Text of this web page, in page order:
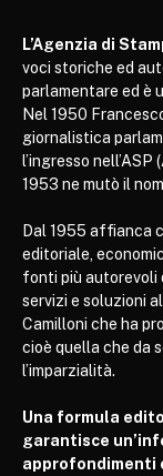
L’Agenzia di
voci storiche ed
parlamentare ed è
Nel 1950
giornalistica
l’ingresso
1953 ne mutò il
Dal 1955 affianca
editoriale,
fonti più autorevoli
servizi e soluzioni
Camilloni che ha
cioè quella che da
l’imparzialità.
Una formula
garantisce
approfondimenti